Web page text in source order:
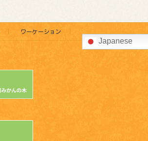
ワーケーション
Japanese